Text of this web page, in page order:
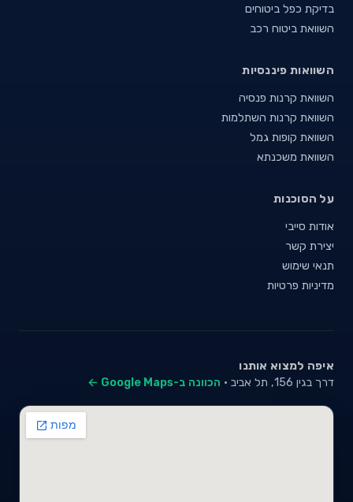
בדיקת כפל ביטוחים
השוואת ביטוח רכב
השוואות פיננסיות
השוואת קרנות פנסיה
השוואת קרנות השתלמות
השוואת קופות גמל
השוואת משכנתא
על הסוכנות
אודות סייבי
יצירת קשר
תנאי שימוש
מדיניות פרטיות
איפה למצוא אותנו
דרך בגין 156, תל אביב · הכוונה ב-Google Maps ←